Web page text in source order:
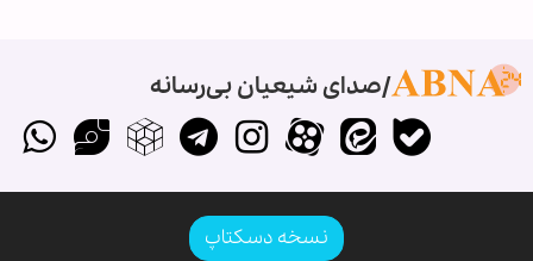
صدای شیعیان بی‌رسانه
نسخه دسکتاپ